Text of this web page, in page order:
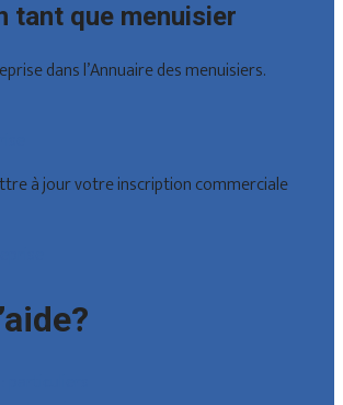
tant que menuisier
dans l’Annuaire des menuisiers.
à jour votre inscription commerciale